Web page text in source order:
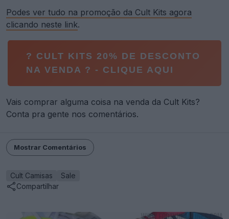
Podes ver tudo na promoção da Cult Kits agora
clicando neste link.
? CULT KITS 20% DE DESCONTO
NA VENDA ? - CLIQUE AQUI
Vais comprar alguma coisa na venda da Cult Kits?
Conta pra gente nos comentários.
Mostrar Comentários
Cult Camisas
Sale
Compartilhar